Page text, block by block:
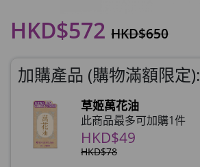
HKD$572 HKD$650
加購產品 (購物滿額限定):
草姬萬花油
此商品最多可加購1件
HKD$49
HKD$78